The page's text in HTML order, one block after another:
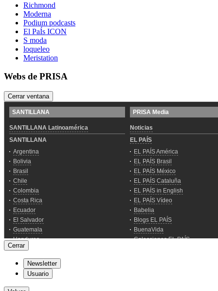
Richmond
Moderna
Podium podcasts
El PaÍs ICON
S moda
loqueleo
Meristation
Webs de PRISA
Cerrar ventana
Cerrar
Newsletter
Usuario